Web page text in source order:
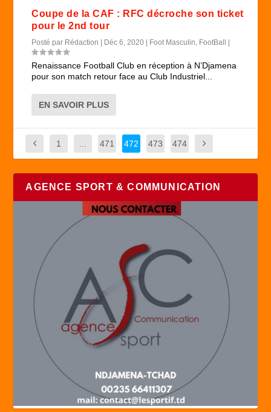
Coupe de la CAF : RFC décroche son ticket
pour le 2nd tour
Posté par Rédaction Déc 6, 2020 Foot Masculin, FootBall
Renaissance Football Club en réception à N’Djamena
pour son match retour face au Club Industriel...
EN SAVOIR PLUS
1 … 471 472 473 474
AGENCE SPORT & COMMUNICATION